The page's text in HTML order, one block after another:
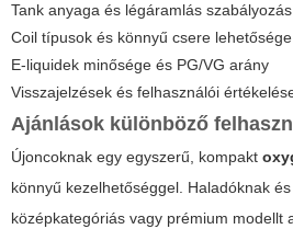
Tank anyaga és légáramlás szabályozás
Coil típusok és könnyű csere lehetősége
E-liquidek minősége és PG/VG arány
Visszajelzések és felhasználói
Ajánlások különböző
Újoncoknak egy egyszerű, kompakt
könnyű kezelhetőséggel. Haladóknak
középkategóriás vagy prémium modellt